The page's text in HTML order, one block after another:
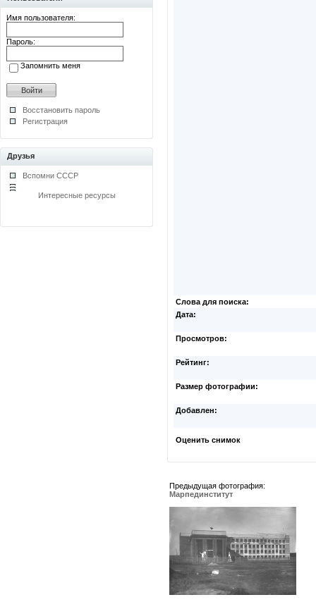
Имя пользователя:
Пароль:
Запомнить меня
Восстановить пароль
Регистрация
Друзья
Вспомни СССР
Интересные ресурсы
Слова для поиска:
Дата:
Просмотров:
Рейтинг:
Размер фотографии:
Добавлен:
Оценить снимок
Предыдущая фотография:
Марпединститут